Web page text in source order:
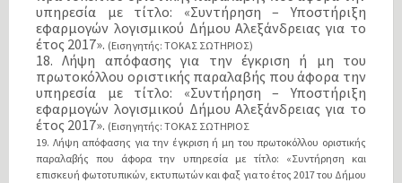
υπηρεσία με τίτλο: «Συντήρηση – Υποστήριξη
εφαρμογών λογισμικού Δήμου Αλεξάνδρειας για το
έτος 2017». (Εισηγητής: ΤΟΚΑΣ ΣΩΤΗΡΙΟΣ)
18. Λήψη απόφασης για την έγκριση ή μη του
πρωτοκόλλου οριστικής παραλαβής που άφορα την
υπηρεσία με τίτλο: «Συντήρηση – Υποστήριξη
εφαρμογών λογισμικού Δήμου Αλεξάνδρειας για το
έτος 2017». (Εισηγητής: ΤΟΚΑΣ ΣΩΤΗΡΙΟΣ
19. Λήψη απόφασης για την έγκριση ή μη του πρωτοκόλλου οριστικής
παραλαβής που άφορα την υπηρεσία με τίτλο: «Συντήρηση και
επισκευή φωτοτυπικών, εκτυπωτών και φαξ για το έτος 2017 του Δήμου